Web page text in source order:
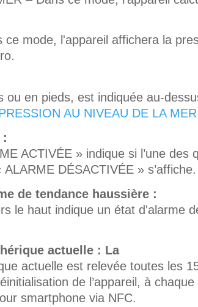
ce mode, l'appareil affichera la
ou en pieds, est indiquée au-
AU NIVEAU DE LA
:
ACTIVÉE » indique si l’une
DÉSACTIVÉE » s’affiche.
de tendance haussière :
le haut indique un état d'alarme
actuelle : La
actuelle est relevée toutes les
de l’appareil, à
smartphone via NFC.